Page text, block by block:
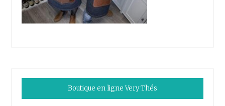
Boutique en ligne Very Thés